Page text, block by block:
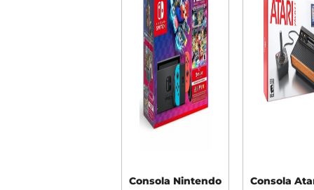
Consola Nintendo
Consola